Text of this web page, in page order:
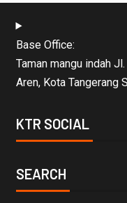
Base Office:
Taman mangu indah
Aren, Kota Tangerang
KTR SOCIAL
SEARCH